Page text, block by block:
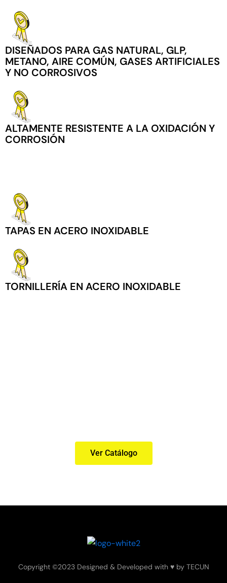
DISEÑADOS PARA GAS NATURAL, GLP,
METANO, AIRE COMÚN, GASES ARTIFICIALES
Y NO CORROSIVOS
ALTAMENTE RESISTENTE A LA OXIDACIÓN Y
CORROSIÓN
TAPAS EN ACERO INOXIDABLE
TORNILLERÍA EN ACERO INOXIDABLE
Ver Catálogo
Copyright ©2023 Designed & Developed with ♥ by TECUN